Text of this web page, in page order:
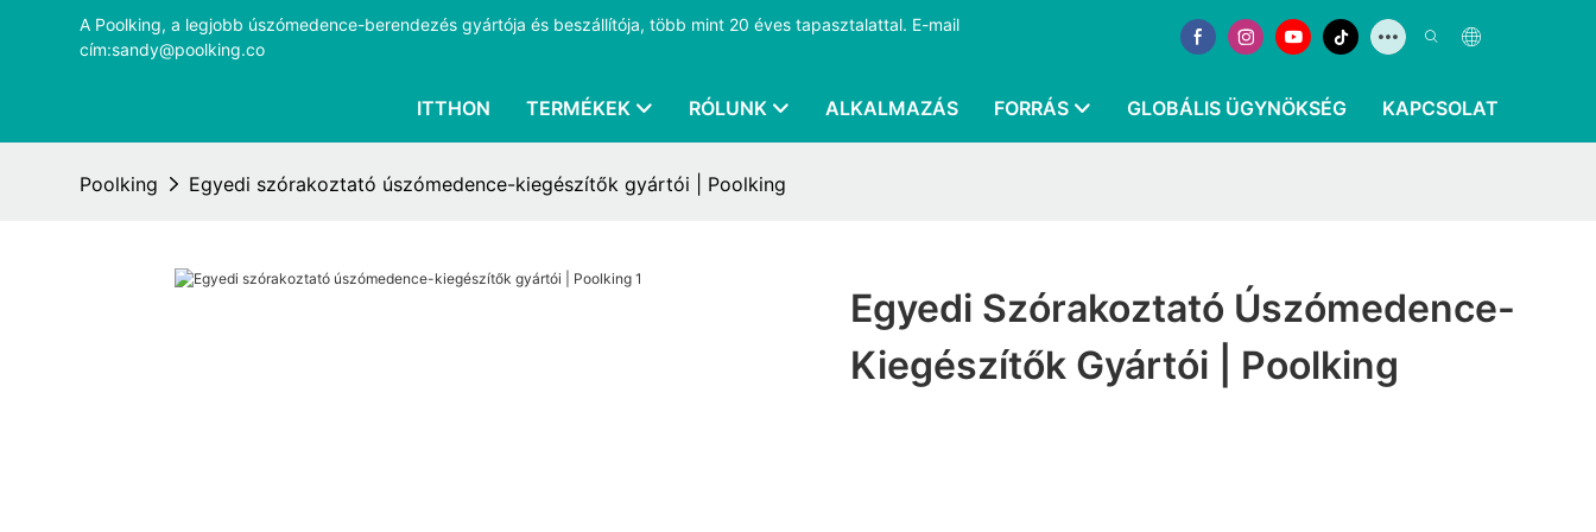
A Poolking, a legjobb úszómedence-berendezés gyártója és beszállítója, több mint 20 éves tapasztalattal. E-mail
cím:sandy@poolking.co
ITTHON TERMÉKEK RÓLUNK ALKALMAZÁS FORRÁS GLOBÁLIS ÜGYNÖKSÉG KAPCSOLAT
Poolking Egyedi szórakoztató úszómedence-kiegészítők gyártói | Poolking
Egyedi Szórakoztató Úszómedence-
Kiegészítők Gyártói | Poolking